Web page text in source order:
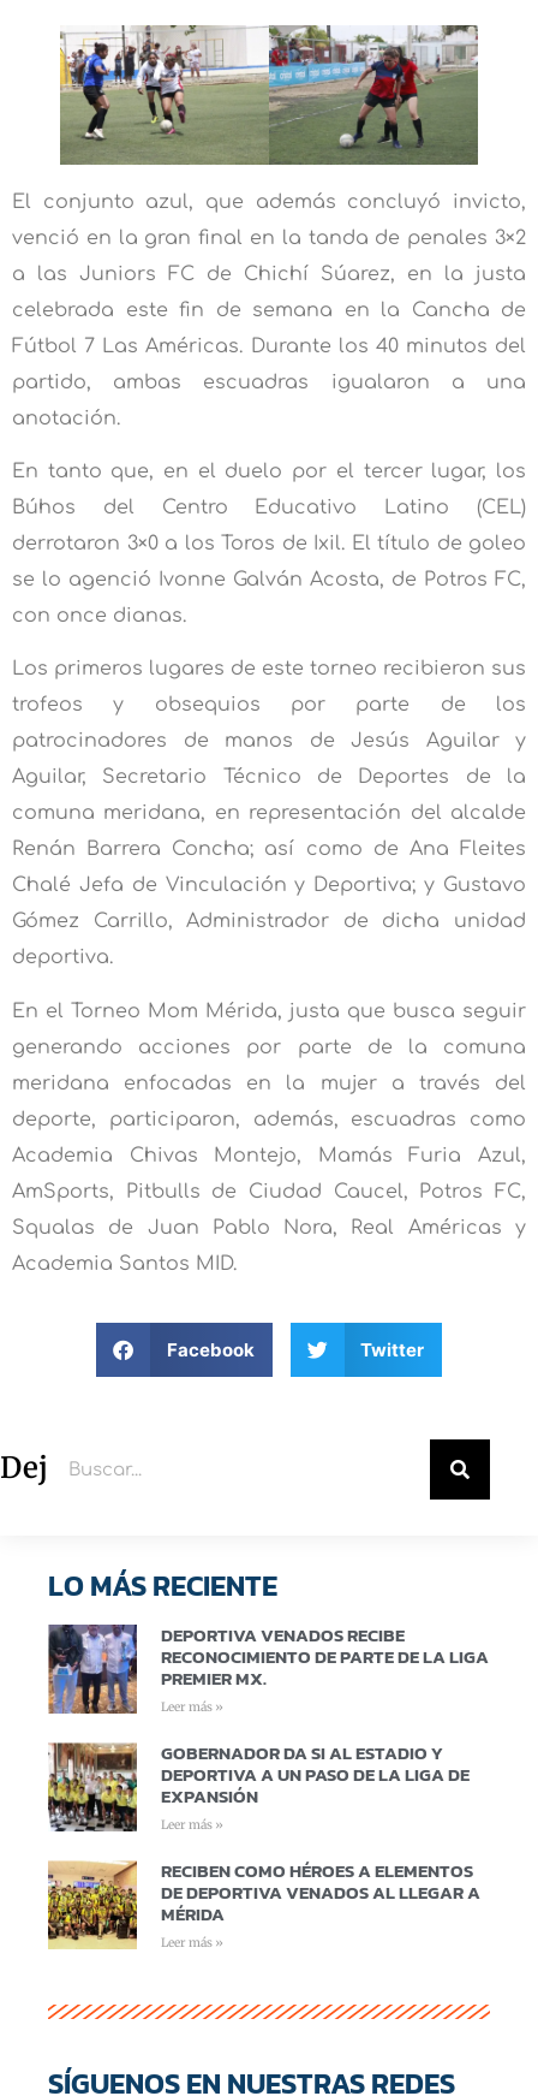
El conjunto azul, que además concluyó invicto,
venció en la gran final en la tanda de penales 3×2
a las Juniors FC de Chichí Súarez, en la justa
celebrada este fin de semana en la Cancha de
Fútbol 7 Las Américas. Durante los 40 minutos del
partido, ambas escuadras igualaron a una
anotación.
En tanto que, en el duelo por el tercer lugar, los
Búhos del Centro Educativo Latino (CEL)
derrotaron 3×0 a los Toros de Ixil. El título de goleo
se lo agenció Ivonne Galván Acosta, de Potros FC,
con once dianas.
Los primeros lugares de este torneo recibieron sus
trofeos y obsequios por parte de los
patrocinadores de manos de Jesús Aguilar y
Aguilar, Secretario Técnico de Deportes de la
comuna meridana, en representación del alcalde
Renán Barrera Concha; así como de Ana Fleites
Chalé Jefa de Vinculación y Deportiva; y Gustavo
Gómez Carrillo, Administrador de dicha unidad
deportiva.
En el Torneo Mom Mérida, justa que busca seguir
generando acciones por parte de la comuna
meridana enfocadas en la mujer a través del
deporte, participaron, además, escuadras como
Academia Chivas Montejo, Mamás Furia Azul,
AmSports, Pitbulls de Ciudad Caucel, Potros FC,
Squalas de Juan Pablo Nora, Real Américas y
Academia Santos MID.
Facebook Twitter
Deja un comentario
LO MÁS RECIENTE
DEPORTIVA VENADOS RECIBE
RECONOCIMIENTO DE PARTE DE LA LIGA
PREMIER MX.
Leer más »
GOBERNADOR DA SI AL ESTADIO Y
DEPORTIVA A UN PASO DE LA LIGA DE
EXPANSIÓN
Leer más »
RECIBEN COMO HÉROES A ELEMENTOS
DE DEPORTIVA VENADOS AL LLEGAR A
MÉRIDA
Leer más »
SÍGUENOS EN NUESTRAS REDES